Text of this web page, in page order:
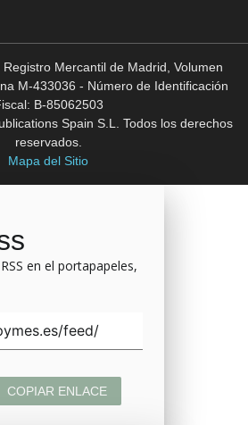
Mercantil de Madrid, Volumen
M-433036 - Número de Identificación
B-85062503
Spain S.L. Todos los derechos
reservados.
Mapa del Sitio
en el portapapeles,
COPIAR ENLACE